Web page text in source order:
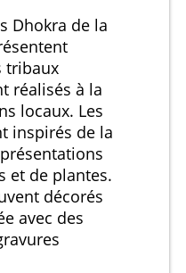
Dhokra de la
tribaux
réalisés à la
locaux. Les
inspirés de la
et de plantes.
décorés
avec des